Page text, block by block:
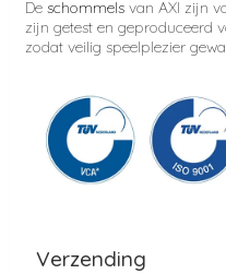
De schommels van AXI zijn
zijn getest en geproduceerd
zodat veilig speelplezier
Verzending